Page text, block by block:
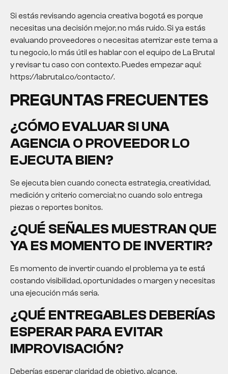
Si estás revisando agencia creativa bogotá es porque
necesitas una decisión mejor, no más ruido. Si ya estás
evaluando proveedores o necesitas aterrizar este tema a
tu negocio, lo más útil es hablar con el equipo de La Brutal
y revisar tu caso con contexto. Puedes empezar aquí:
https://labrutal.co/contacto/.
PREGUNTAS FRECUENTES
¿CÓMO EVALUAR SI UNA
AGENCIA O PROVEEDOR LO
EJECUTA BIEN?
Se ejecuta bien cuando conecta estrategia, creatividad,
medición y criterio comercial; no cuando solo entrega
piezas o reportes bonitos.
¿QUÉ SEÑALES MUESTRAN QUE
YA ES MOMENTO DE INVERTIR?
Es momento de invertir cuando el problema ya te está
costando visibilidad, oportunidades o margen y necesitas
una ejecución más seria.
¿QUÉ ENTREGABLES DEBERÍAS
ESPERAR PARA EVITAR
IMPROVISACIÓN?
Deberías esperar claridad de objetivo, alcance,